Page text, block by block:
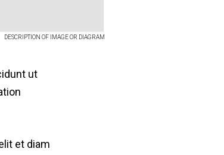
DESCRIPTION OF IMAGE OR DIAGRAM
ut
et diam